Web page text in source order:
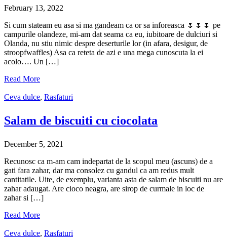
February 13, 2022
Si cum stateam eu asa si ma gandeam ca or sa inforeasca 🌷🌷🌷 pe
campurile olandeze, mi-am dat seama ca eu, iubitoare de dulciuri si
Olanda, nu stiu nimic despre deserturile lor (in afara, desigur, de
stroopfwaffles) Asa ca reteta de azi e una mega cunoscuta la ei
acolo…. Un […]
Read More
Ceva dulce, Rasfaturi
Salam de biscuiti cu ciocolata
December 5, 2021
Recunosc ca m-am cam indepartat de la scopul meu (ascuns) de a
gati fara zahar, dar ma consolez cu gandul ca am redus mult
cantitatile. Uite, de exemplu, varianta asta de salam de biscuiti nu are
zahar adaugat. Are cioco neagra, are sirop de curmale in loc de
zahar si […]
Read More
Ceva dulce, Rasfaturi